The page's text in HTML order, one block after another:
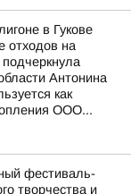
в Гукове
отходов на
Антонина
как
ООО...
фестиваль-
творчества и